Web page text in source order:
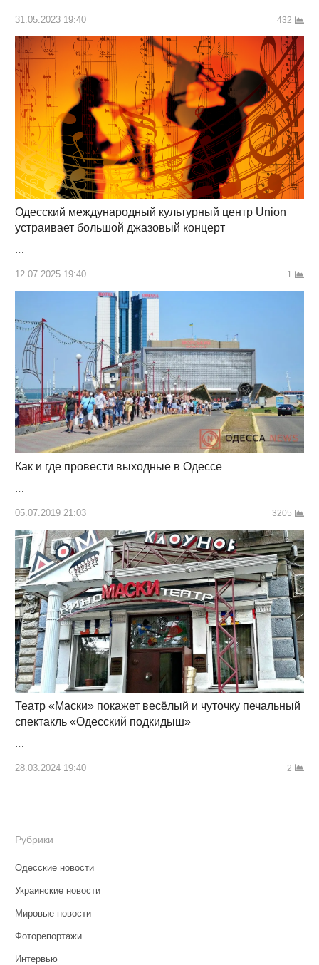
31.05.2023 19:40 432
Одесский международный культурный центр Union
устраивает большой джазовый концерт
…
12.07.2025 19:40 1
Как и где провести выходные в Одессе
…
05.07.2019 21:03 3205
Театр «Маски» покажет весёлый и чуточку печальный
спектакль «Одесский подкидыш»
28.03.2024 19:40 2
Рубрики
Одесские новости
Украинские новости
Мировые новости
Фоторепортажи
Интервью